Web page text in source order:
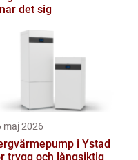
det sig
maj 2026
i Ystad
trygg och långsiktig